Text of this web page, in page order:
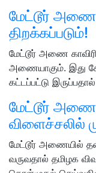
மேட்டூர்
திறக்கப்படும்!
மேட்டூர் அணை
அணையாகும். இது
கட்டப்பட்டு
மேட்டூர் அணை
விளைச்சலில்
மேட்டூர் அணையில்
வருவதால் தமிழக